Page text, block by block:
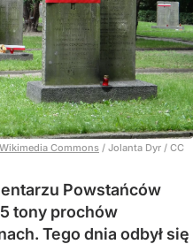
Wikimedia Commons / Jolanta Dyr / CC
Powstańców
tony prochów
Tego dnia odbył się